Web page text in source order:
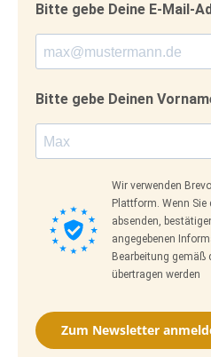
Bitte gebe Deine E-Mail-
Bitte gebe Deinen
Wir verwenden
Plattform. Wenn
absenden,
angegebenen
Bearbeitung gemäß
übertragen werden
Zum Newsletter